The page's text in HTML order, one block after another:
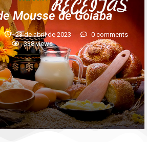
Mousse de Goiaba
23 de abril de 2023
0 comments
338views